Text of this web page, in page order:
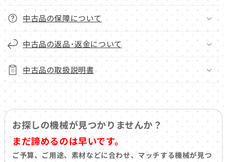
中古品の保障について
中古品の返品･返金について
中古品の取扱説明書
お探しの機械が見つかりませんか？
まだ諦めるのは早いです。
ご予算、ご用途、素材などに合わせ、マッチする機械が見つ